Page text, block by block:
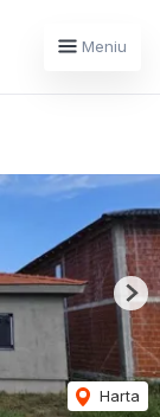
Meniu
Harta